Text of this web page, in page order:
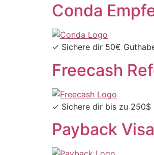
Conda
✓ Sichere dir 50€
Freecash
✓ Sichere dir bis zu 250$
Payback